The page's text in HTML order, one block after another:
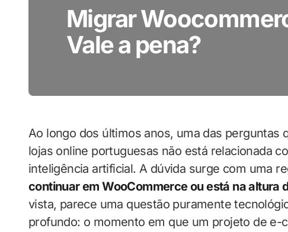
Migrar
Vale a pena?
Ao longo dos últimos anos, uma das perguntas
lojas online portuguesas não está relacionada
inteligência artificial. A dúvida surge com uma
continuar em WooCommerce ou está na altura
vista, parece uma questão puramente
profundo: o momento em que um projeto de e-